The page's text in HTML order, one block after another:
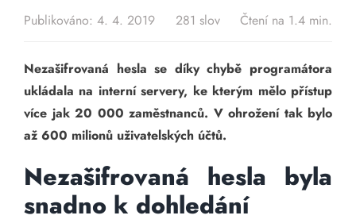
Publikováno: 4. 4. 2019 281 slov Čtení na 1.4 min.
Nezašifrovaná hesla se díky chybě programátora
ukládala na interní servery, ke kterým mělo přístup
více jak 20 000 zaměstnanců. V ohrožení tak bylo
až 600 milionů uživatelských účtů.
Nezašifrovaná hesla byla
snadno k dohledání